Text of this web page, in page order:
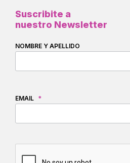
Suscribite a
nuestro Newsletter
NOMBRE Y APELLIDO
EMAIL *
CAPTCHA